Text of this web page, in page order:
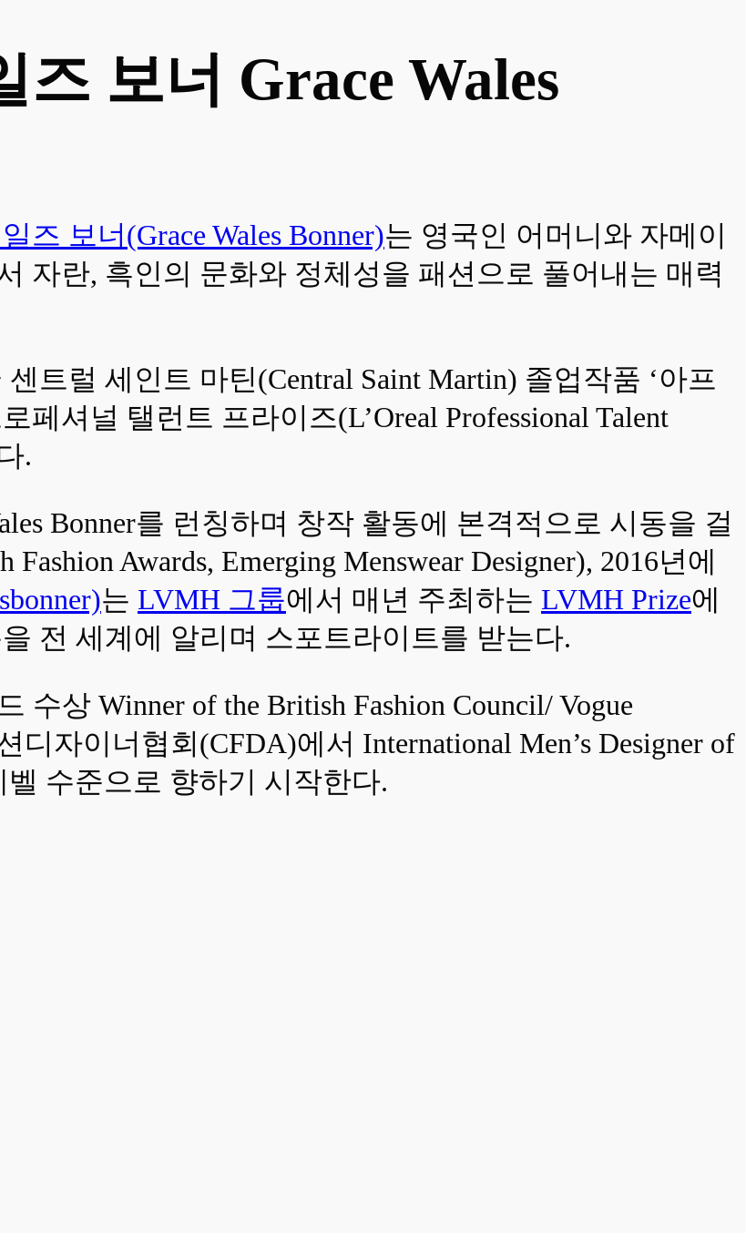
보너 Grace Wales
즈 보너(Grace Wales Bonner)는 영국인 어머니와 자메이
자란, 흑인의 문화와 정체성을 패션으로 풀어내는 매력
트럴 세인트 마틴(Central Saint Martin) 졸업작품 ‘아프
페셔널 탤런트 프라이즈(L’Oreal Professional Talent
.
Bonner를 런칭하며 창작 활동에 본격적으로 시동을 걸
Awards, Emerging Menswear Designer), 2016년에
는 LVMH 그룹에서 매년 주최하는 LVMH Prize에
전 세계에 알리며 스포트라이트를 받는다.
상 Winner of the British Fashion Council/ Vogue
디자이너협회(CFDA)에서 International Men’s Designer of
벨 수준으로 향하기 시작한다.